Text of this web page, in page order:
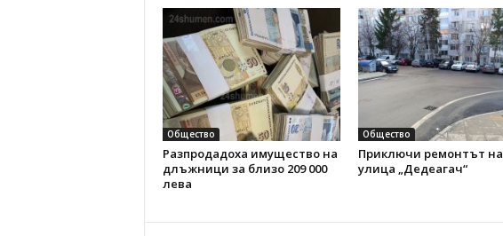
Общество
Разпродадоха имущество на
длъжници за близо 209 000
лева
Общество
Приключи ремонтът на
улица „Дедеагач“